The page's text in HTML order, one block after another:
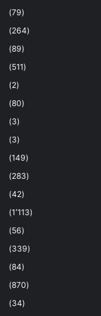
(79)
(264)
(89)
(511)
(2)
(80)
(3)
(3)
(149)
(283)
(42)
(1٬113)
(56)
(339)
(84)
(870)
(34)